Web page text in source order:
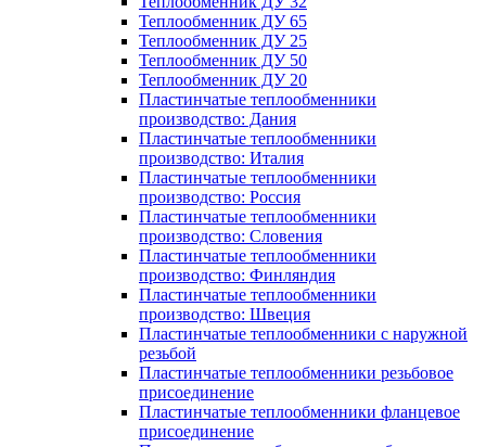
Теплообменник ДУ 65
Теплообменник ДУ 25
Теплообменник ДУ 50
Теплообменник ДУ 20
Пластинчатые теплообменники
производство: Дания
Пластинчатые теплообменники
производство: Италия
Пластинчатые теплообменники
производство: Россия
Пластинчатые теплообменники
производство: Словения
Пластинчатые теплообменники
производство: Финляндия
Пластинчатые теплообменники
производство: Швеция
Пластинчатые теплообменники с наружной
резьбой
Пластинчатые теплообменники резьбовое
присоединение
Пластинчатые теплообменники фланцевое
присоединение